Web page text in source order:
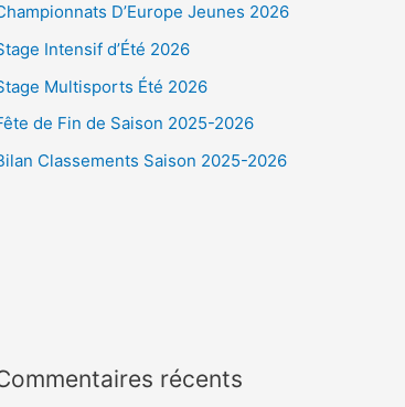
D’Europe Jeunes 2026
Intensif d’Été 2026
Multisports Été 2026
de Fin de Saison 2025-2026
Classements Saison 2025-2026
récents